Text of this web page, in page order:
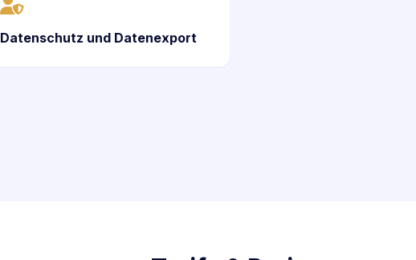
Datenschutz und Datenexport